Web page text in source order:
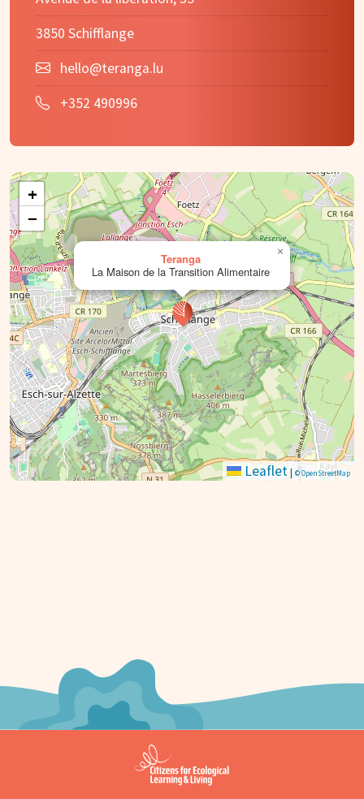
3850 Schifflange
hello@teranga.lu
+352 490996
Teranga
La Maison de la Transition Alimentaire
×
+
−
Leaflet | © OpenStreetMap